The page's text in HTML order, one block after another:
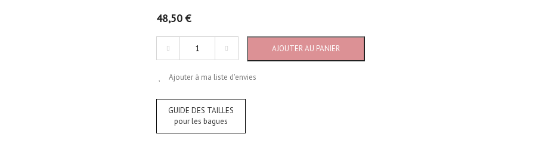
48,50 €
AJOUTER AU PANIER
Ajouter à ma liste d'envies
GUIDE DES TAILLES
pour les bagues